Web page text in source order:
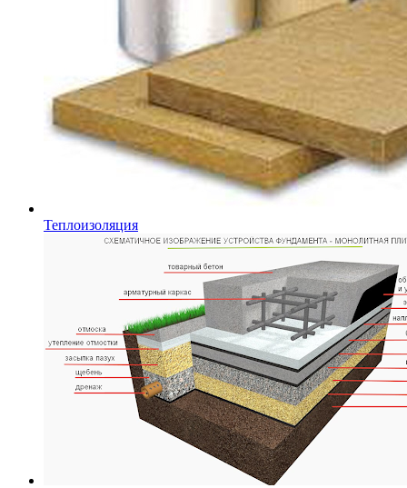
Теплоизоляция